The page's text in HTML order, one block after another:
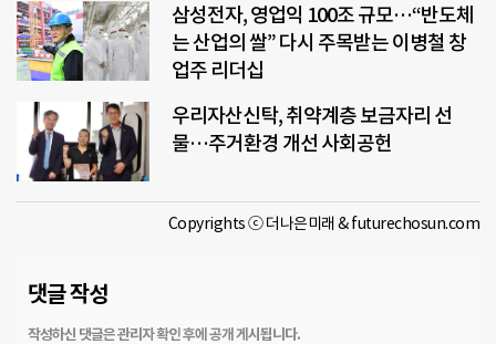
삼성전자, 영업익 100조 규모…“반도체
는 산업의 쌀” 다시 주목받는 이병철 창
업주 리더십
우리자산신탁, 취약계층 보금자리 선
물…주거환경 개선 사회공헌
Copyrights ⓒ 더나은미래 & futurechosun.com
댓글 작성